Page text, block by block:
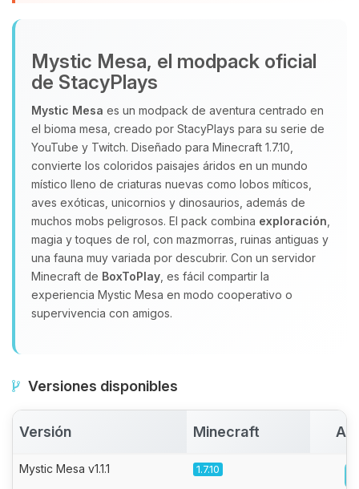
Mystic Mesa, el modpack oficial
de StacyPlays
Mystic Mesa es un modpack de aventura centrado en
el bioma mesa, creado por StacyPlays para su serie de
YouTube y Twitch. Diseñado para Minecraft 1.7.10,
convierte los coloridos paisajes áridos en un mundo
místico lleno de criaturas nuevas como lobos míticos,
aves exóticas, unicornios y dinosaurios, además de
muchos mobs peligrosos. El pack combina exploración
magia y toques de rol, con mazmorras, ruinas antiguas y
una fauna muy variada por descubrir. Con un servidor
Minecraft de BoxToPlay , es fácil compartir la
experiencia Mystic Mesa en modo cooperativo o
supervivencia con amigos.
Versiones disponibles
Versión Minecraft
Mystic Mesa v1.1.1 1.7.10
07/08/2026 15:54